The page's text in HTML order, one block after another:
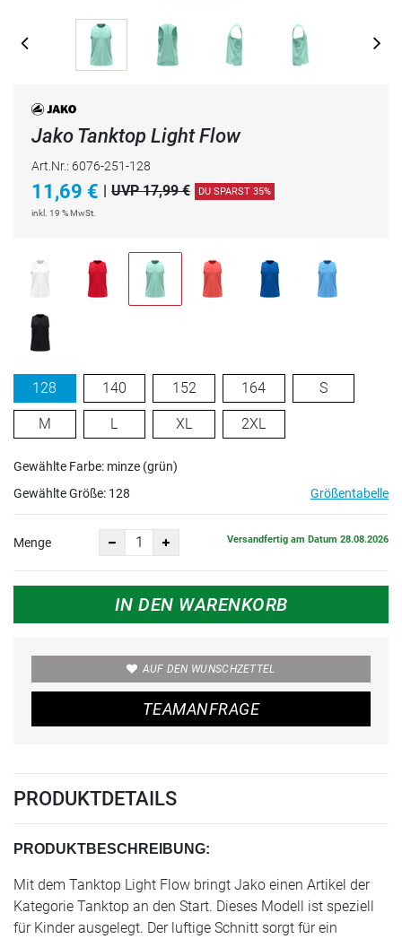
Jako Tanktop Light Flow
Art.Nr.: 6076-251-128
11,69 € UVP 17,99 € DU SPARST 35%
inkl. 19 % MwSt.
128 140 152 164 S
M L XL 2XL
Gewählte Farbe: minze (grün)
Gewählte Größe: 128 Größentabelle
Menge Versandfertig am Datum 28.08.2026
IN DEN WARENKORB
AUF DEN WUNSCHZETTEL
TEAMANFRAGE
PRODUKTDETAILS
PRODUKTBESCHREIBUNG:
Mit dem Tanktop Light Flow bringt Jako einen Artikel der
Kategorie Tanktop an den Start. Dieses Modell ist speziell
für Kinder ausgelegt. Der luftige Schnitt sorgt für ein